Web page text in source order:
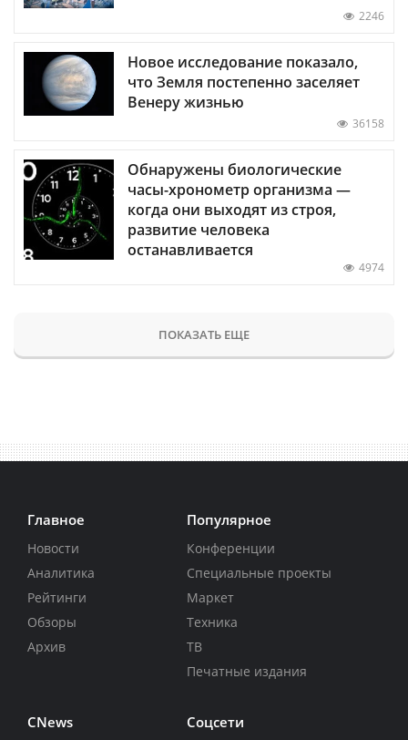
2246
Новое исследование показало,
что Земля постепенно заселяет
Венеру жизнью
36158
Обнаружены биологические
часы-хронометр организма —
когда они выходят из строя,
развитие человека
останавливается
4974
ПОКАЗАТЬ ЕЩЕ
Главное
Новости
Аналитика
Рейтинги
Обзоры
Архив
Популярное
Конференции
Специальные проекты
Маркет
Техника
ТВ
Печатные издания
CNews Соцсети